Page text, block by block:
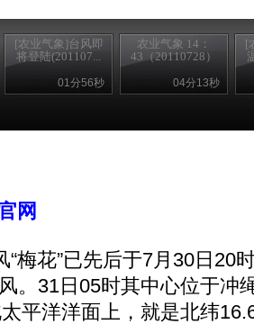
[农业气象]台风即
将登陆(201107...
01分56秒
农业气象 14：
43（20110728）
04分13秒
[
网
梅花”已先后于7月30日20
。31日05时其中心位于冲
平洋洋面上，就是北纬